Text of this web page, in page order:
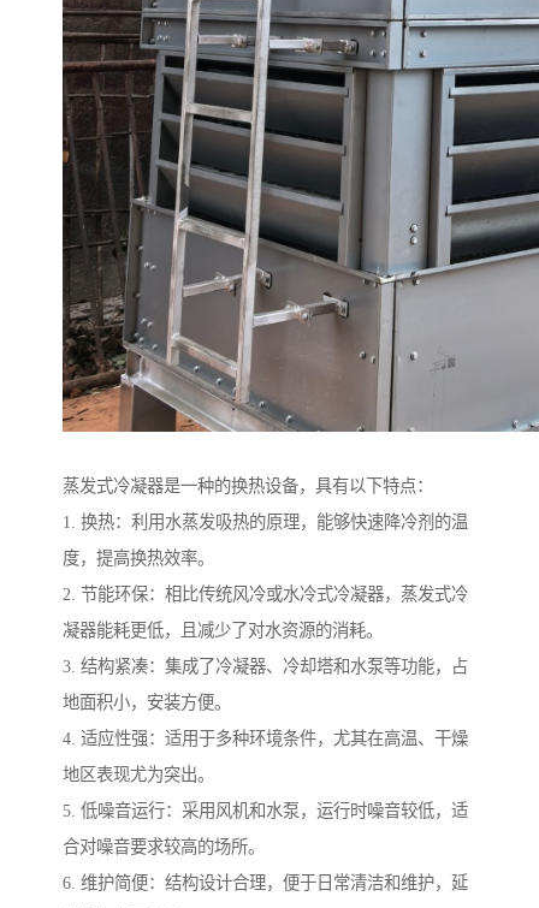
蒸发式冷凝器是一种的换热设备，具有以下特点：
1. 换热：利用水蒸发吸热的原理，能够快速降冷剂的温
度，提高换热效率。
2. 节能环保：相比传统风冷或水冷式冷凝器，蒸发式冷
凝器能耗更低，且减少了对水资源的消耗。
3. 结构紧凑：集成了冷凝器、冷却塔和水泵等功能，占
地面积小，安装方便。
4. 适应性强：适用于多种环境条件，尤其在高温、干燥
地区表现尤为突出。
5. 低噪音运行：采用风机和水泵，运行时噪音较低，适
合对噪音要求较高的场所。
6. 维护简便：结构设计合理，便于日常清洁和维护，延